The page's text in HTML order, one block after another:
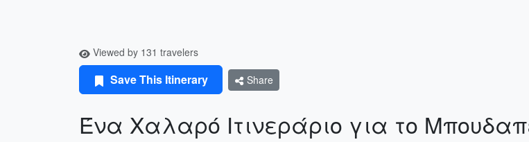
Viewed by 131 travelers
Save This Itinerary Share
Ένα Χαλαρό Ιτινεράριο για το